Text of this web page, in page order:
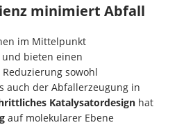
minimiert Abfall
im Mittelpunkt
und bieten einen
sowohl
auch der Abfallerzeugung in
Katalysatordesign hat
auf molekularer Ebene